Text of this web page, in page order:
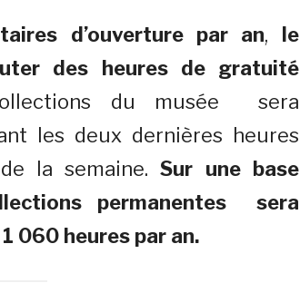
d’ouverture par an, le
des heures de gratuité
du musée sera
les deux dernières heures
de la semaine.Sur une base
permanentes sera
060 heures par an.